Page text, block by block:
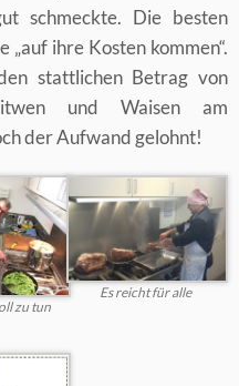
schmeckte. Die besten
ihre Kosten kommen“.
stattlichen Betrag von
und Waisen am
der Aufwand gelohnt!
zu tun
Es reicht für alle